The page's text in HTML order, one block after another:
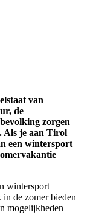
van
de
zorgen
Als je aan Tirol
een wintersport
wintersport
de zomer bieden
mogelijkheden